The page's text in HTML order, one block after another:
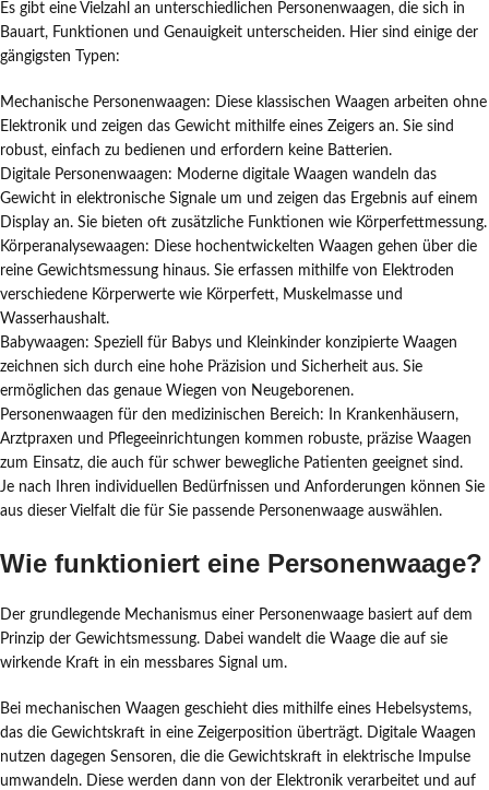
Es gibt eine Vielzahl an unterschiedlichen Personenwaagen, die sich in
Bauart, Funktionen und Genauigkeit unterscheiden. Hier sind einige der
gängigsten Typen:
Mechanische Personenwaagen: Diese klassischen Waagen arbeiten ohne
Elektronik und zeigen das Gewicht mithilfe eines Zeigers an. Sie sind
robust, einfach zu bedienen und erfordern keine Batterien.
Digitale Personenwaagen: Moderne digitale Waagen wandeln das
Gewicht in elektronische Signale um und zeigen das Ergebnis auf einem
Display an. Sie bieten oft zusätzliche Funktionen wie Körperfettmessung.
Körperanalysewaagen: Diese hochentwickelten Waagen gehen über die
reine Gewichtsmessung hinaus. Sie erfassen mithilfe von Elektroden
verschiedene Körperwerte wie Körperfett, Muskelmasse und
Wasserhaushalt.
Babywaagen: Speziell für Babys und Kleinkinder konzipierte Waagen
zeichnen sich durch eine hohe Präzision und Sicherheit aus. Sie
ermöglichen das genaue Wiegen von Neugeborenen.
Personenwaagen für den medizinischen Bereich: In Krankenhäusern,
Arztpraxen und Pflegeeinrichtungen kommen robuste, präzise Waagen
zum Einsatz, die auch für schwer bewegliche Patienten geeignet sind.
Je nach Ihren individuellen Bedürfnissen und Anforderungen können Sie
aus dieser Vielfalt die für Sie passende Personenwaage auswählen.
Wie funktioniert eine Personenwaage?
Der grundlegende Mechanismus einer Personenwaage basiert auf dem
Prinzip der Gewichtsmessung. Dabei wandelt die Waage die auf sie
wirkende Kraft in ein messbares Signal um.
Bei mechanischen Waagen geschieht dies mithilfe eines Hebelsystems,
das die Gewichtskraft in eine Zeigerposition überträgt. Digitale Waagen
nutzen dagegen Sensoren, die die Gewichtskraft in elektrische Impulse
umwandeln. Diese werden dann von der Elektronik verarbeitet und auf